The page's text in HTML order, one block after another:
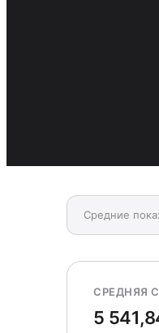
Средние
СРЕДНЯЯ
5